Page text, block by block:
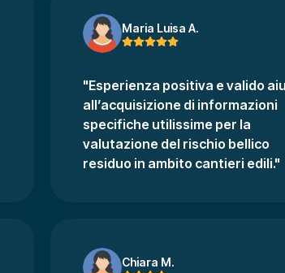
Maria Luisa A.
"Esperienza positiva e valido
all’acquisizione di informazioni
specifiche utilissime per la
valutazione del rischio bellico
residuo in ambito cantieri edili."
Chiara M.